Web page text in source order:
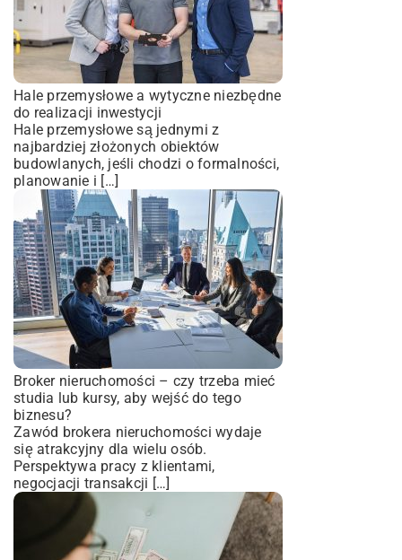
Hale przemysłowe a wytyczne niezbędne
do realizacji inwestycji
Hale przemysłowe są jednymi z
najbardziej złożonych obiektów
budowlanych, jeśli chodzi o formalności,
planowanie i […]
Broker nieruchomości – czy trzeba mieć
studia lub kursy, aby wejść do tego
biznesu?
Zawód brokera nieruchomości wydaje
się atrakcyjny dla wielu osób.
Perspektywa pracy z klientami,
negocjacji transakcji […]